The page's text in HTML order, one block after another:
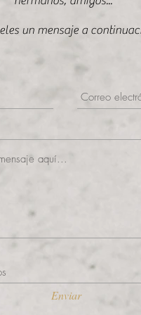
un mensaje a
Enviar